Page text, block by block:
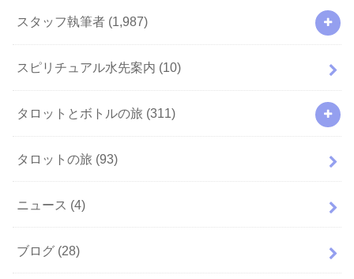
スタッフ執筆者 (1,987)
スピリチュアル水先案内 (10)
タロットとボトルの旅 (311)
タロットの旅 (93)
ニュース (4)
ブログ (28)